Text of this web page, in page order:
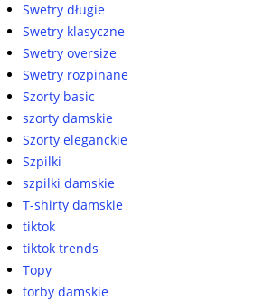
Swetry długie
Swetry klasyczne
Swetry oversize
Swetry rozpinane
Szorty basic
szorty damskie
Szorty eleganckie
Szpilki
szpilki damskie
T-shirty damskie
tiktok
tiktok trends
Topy
torby damskie